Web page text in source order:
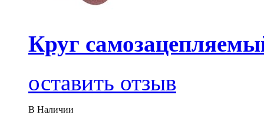
Круг
оставить отзыв
В Наличии